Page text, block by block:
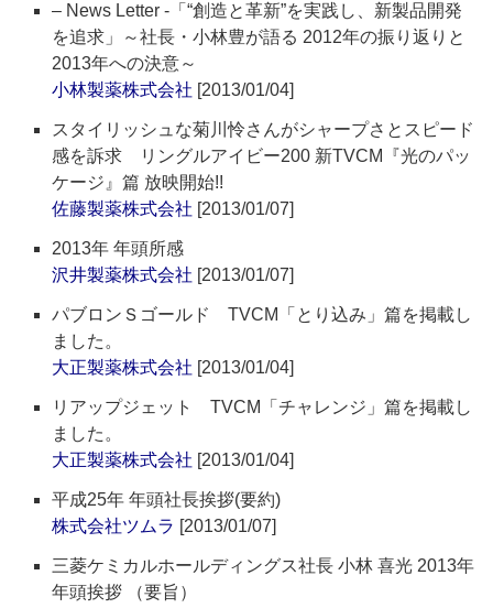
– News Letter -「“創造と革新”を実践し、新製品開発
を追求」～社長・小林豊が語る 2012年の振り返りと
2013年への決意～
小林製薬株式会社 [2013/01/04]
スタイリッシュな菊川怜さんがシャープさとスピード
感を訴求 リングルアイビー200 新TVCM『光のパッ
ケージ』篇 放映開始!!
佐藤製薬株式会社 [2013/01/07]
2013年 年頭所感
沢井製薬株式会社 [2013/01/07]
パブロンＳゴールド TVCM「とり込み」篇を掲載し
ました。
大正製薬株式会社 [2013/01/04]
リアップジェット TVCM「チャレンジ」篇を掲載し
ました。
大正製薬株式会社 [2013/01/04]
平成25年 年頭社長挨拶(要約)
株式会社ツムラ [2013/01/07]
三菱ケミカルホールディングス社長 小林 喜光 2013年
年頭挨拶 （要旨）